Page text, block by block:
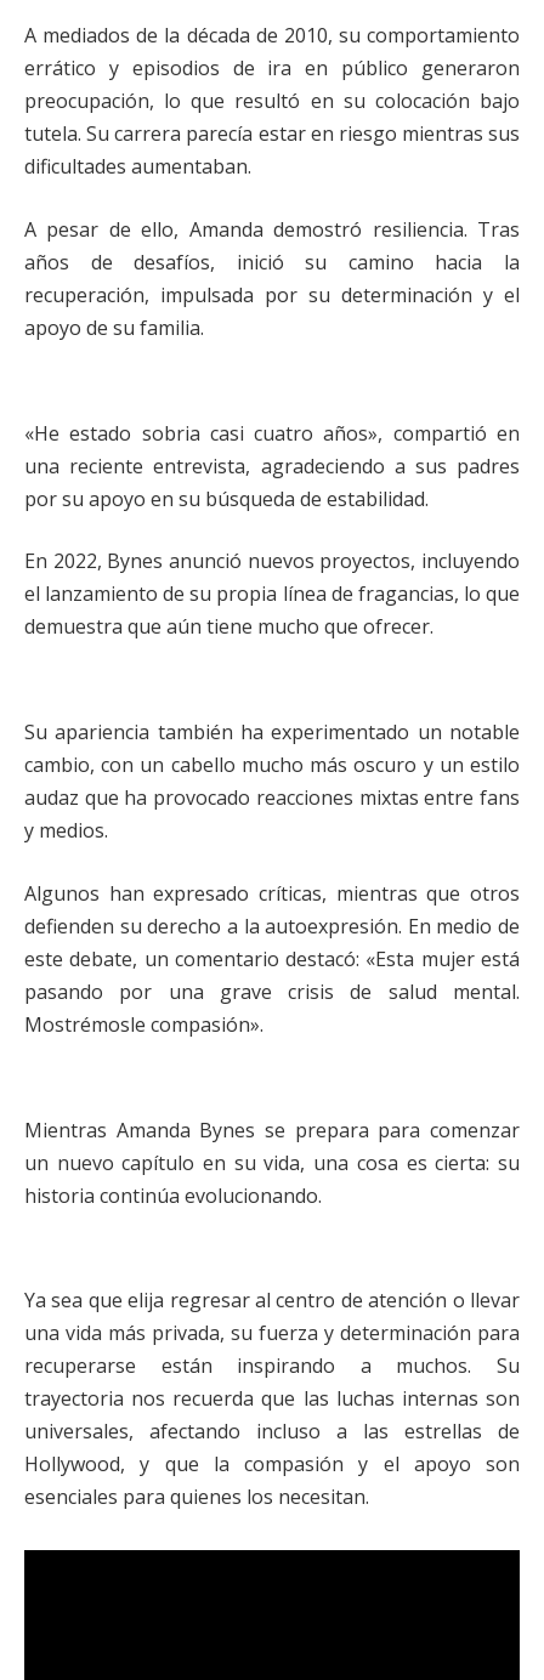
A mediados de la década de 2010, su comportamiento
errático y episodios de ira en público generaron
preocupación, lo que resultó en su colocación bajo
tutela. Su carrera parecía estar en riesgo mientras sus
dificultades aumentaban.
A pesar de ello, Amanda demostró resiliencia. Tras
años de desafíos, inició su camino hacia la
recuperación, impulsada por su determinación y el
apoyo de su familia.
«He estado sobria casi cuatro años», compartió en
una reciente entrevista, agradeciendo a sus padres
por su apoyo en su búsqueda de estabilidad.
En 2022, Bynes anunció nuevos proyectos, incluyendo
el lanzamiento de su propia línea de fragancias, lo que
demuestra que aún tiene mucho que ofrecer.
Su apariencia también ha experimentado un notable
cambio, con un cabello mucho más oscuro y un estilo
audaz que ha provocado reacciones mixtas entre fans
y medios.
Algunos han expresado críticas, mientras que otros
defienden su derecho a la autoexpresión. En medio de
este debate, un comentario destacó: «Esta mujer está
pasando por una grave crisis de salud mental.
Mostrémosle compasión».
Mientras Amanda Bynes se prepara para comenzar
un nuevo capítulo en su vida, una cosa es cierta: su
historia continúa evolucionando.
Ya sea que elija regresar al centro de atención o llevar
una vida más privada, su fuerza y determinación para
recuperarse están inspirando a muchos. Su
trayectoria nos recuerda que las luchas internas son
universales, afectando incluso a las estrellas de
Hollywood, y que la compasión y el apoyo son
esenciales para quienes los necesitan.